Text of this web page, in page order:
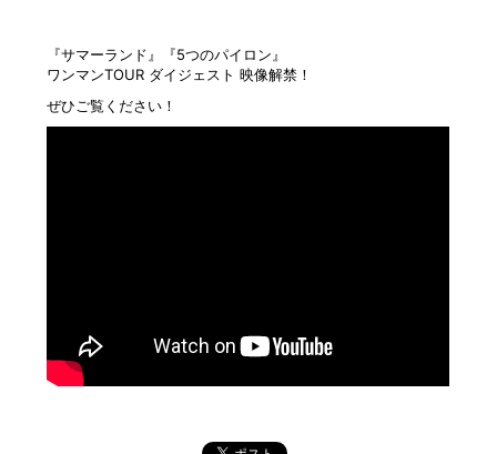
『サマーランド』『5つのパイロン』
ワンマンTOUR ダイジェスト 映像解禁！
ぜひご覧ください！